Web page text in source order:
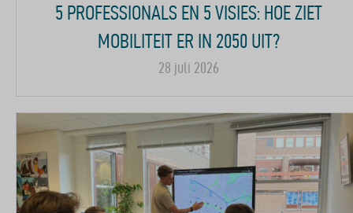
5 PROFESSIONALS EN 5 VISIES: HOE ZIET
MOBILITEIT ER IN 2050 UIT?
28 juli 2026